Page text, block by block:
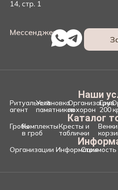
14, стр. 1
Мессенджеры:
Наши
Ритуальный
агент
Установка
памятников
Организация
похорон
Груз
200
Каталог
ГробыКомплекты
в гроб
Кресты и
таблички
Организации ИнформацияСтоимость